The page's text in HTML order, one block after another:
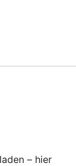
– hier